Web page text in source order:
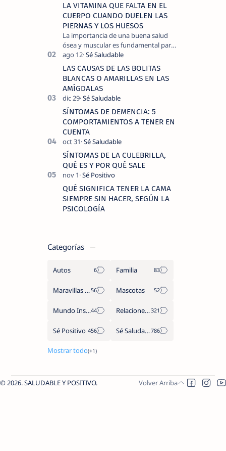
LA VITAMINA QUE FALTA EN EL
CUERPO CUANDO DUELEN LAS
PIERNAS Y LOS HUESOS
La importancia de una buena salud
ósea y muscular es fundamental para
llevar una vida activa y sin dolor,
cuando experimentamos dolor en las
piernas …
LAS CAUSAS DE LAS BOLITAS
BLANCAS O AMARILLAS EN LAS
AMÍGDALAS
SÍNTOMAS DE DEMENCIA: 5
COMPORTAMIENTOS A TENER EN
CUENTA
SÍNTOMAS DE LA CULEBRILLA,
QUÉ ES Y POR QUÉ SALE
QUÉ SIGNIFICA TENER LA CAMA
SIEMPRE SIN HACER, SEGÚN LA
PSICOLOGÍA
Categorías
Autos Familia
Maravillas del Mundo Mascotas
Mundo Insólito Relaciones de Parejas
Sé Positivo Sé Saludable
2026.SALUDABLE Y POSITIVO.